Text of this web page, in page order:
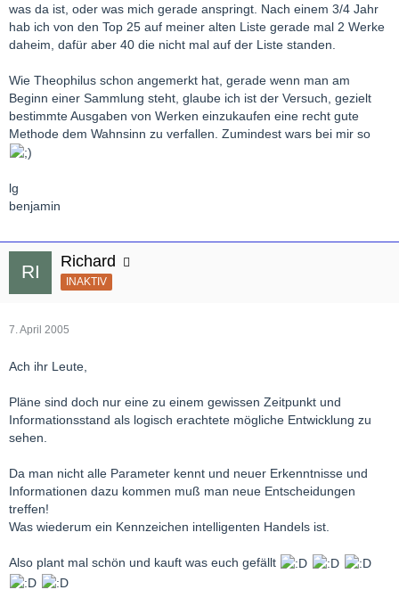
was da ist, oder was mich gerade anspringt. Nach einem 3/4 Jahr
hab ich von den Top 25 auf meiner alten Liste gerade mal 2 Werke
daheim, dafür aber 40 die nicht mal auf der Liste standen.
Wie Theophilus schon angemerkt hat, gerade wenn man am
Beginn einer Sammlung steht, glaube ich ist der Versuch, gezielt
bestimmte Ausgaben von Werken einzukaufen eine recht gute
Methode dem Wahnsinn zu verfallen. Zumindest wars bei mir so
lg
benjamin
Richard
INAKTIV
7. April 2005
Ach ihr Leute,
Pläne sind doch nur eine zu einem gewissen Zeitpunkt und
Informationsstand als logisch erachtete mögliche Entwicklung zu
sehen.
Da man nicht alle Parameter kennt und neuer Erkenntnisse und
Informationen dazu kommen muß man neue Entscheidungen
treffen!
Was wiederum ein Kennzeichen intelligenten Handels ist.
Also plant mal schön und kauft was euch gefällt